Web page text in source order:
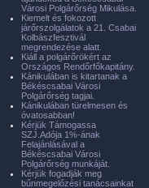
Városi Polgárőrség Mikulása.
Kiemelt és fokozott
járőrszolgálatok a 21. Csabai
Kolbászfesztivál
megrendezése alatt.
Kiáll a polgárőrökért az
Országos Rendőrfőkapitány.
Kánikulában is kitartanak a
Békéscsabai Városi
Polgárőrség tagjai.
Kánikulában türelmesen és
óvatosabban!
Kérjük Támogassa
SZJ.Adója 1%-ának
Felajánlásával a
Békéscsabai Városi
Polgárőrség munkáját.
Kérjük fogadják meg
bűnmegelőzési tanácsainkat